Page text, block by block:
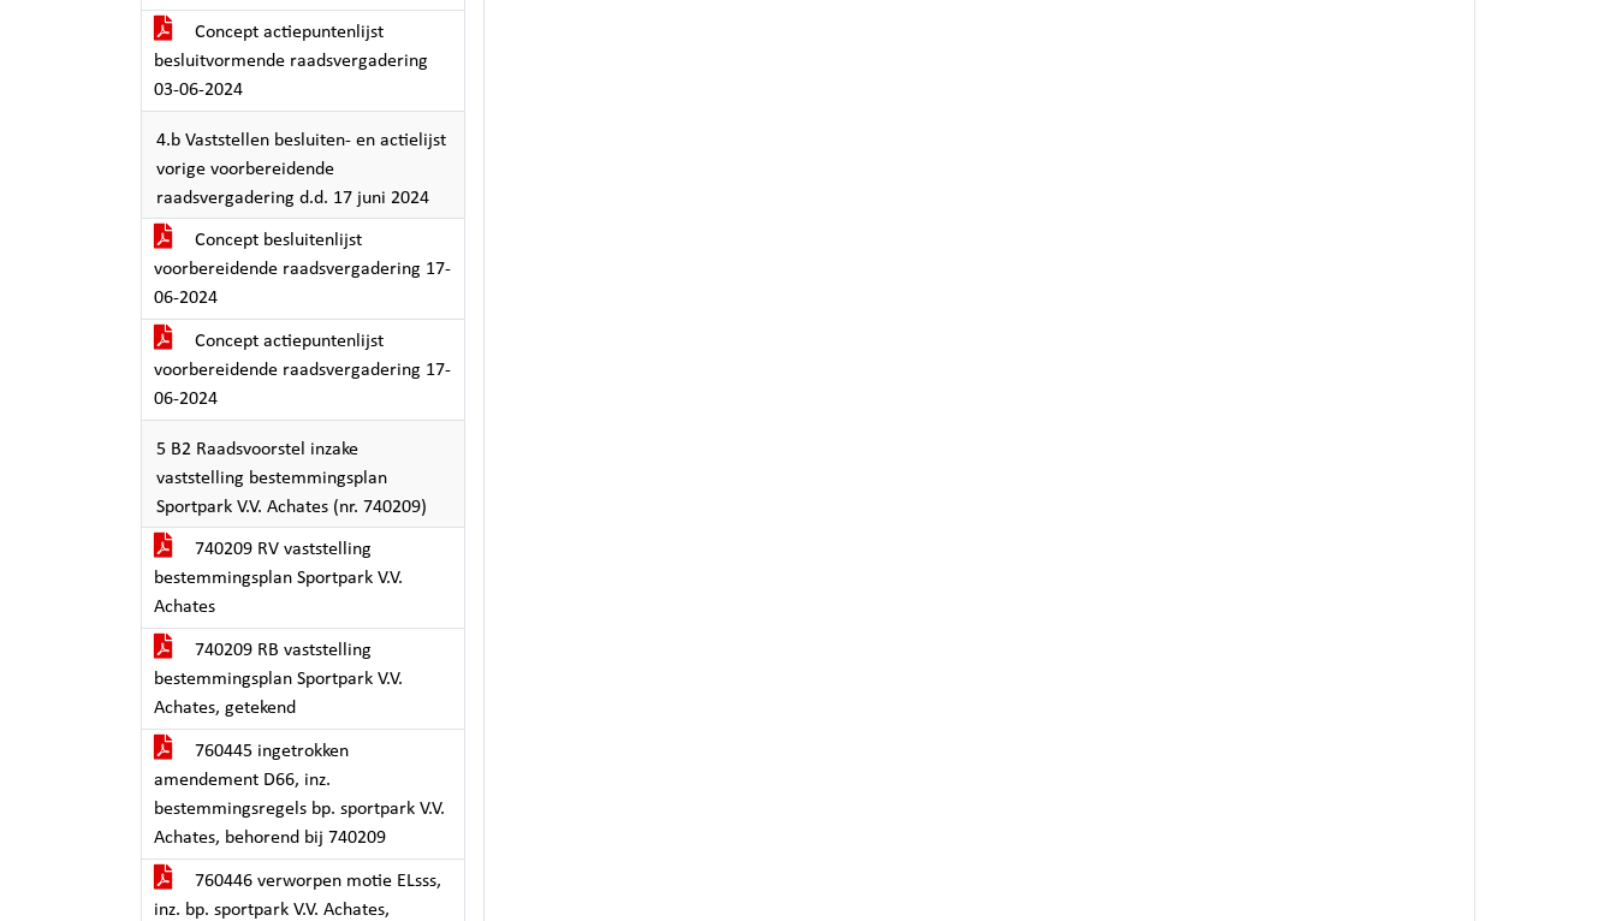
Concept actiepuntenlijst
besluitvormende raadsvergadering
03-06-2024
4.b Vaststellen besluiten- en actielijst
vorige voorbereidende
raadsvergadering d.d. 17 juni 2024
Concept besluitenlijst
voorbereidende raadsvergadering 17-
06-2024
Concept actiepuntenlijst
voorbereidende raadsvergadering 17-
06-2024
5 B2 Raadsvoorstel inzake
vaststelling bestemmingsplan
Sportpark V.V. Achates (nr. 740209)
740209 RV vaststelling
bestemmingsplan Sportpark V.V.
Achates
740209 RB vaststelling
bestemmingsplan Sportpark V.V.
Achates, getekend
760445 ingetrokken
amendement D66, inz.
bestemmingsregels bp. sportpark V.V.
Achates, behorend bij 740209
760446 verworpen motie ELsss,
inz. bp. sportpark V.V. Achates,